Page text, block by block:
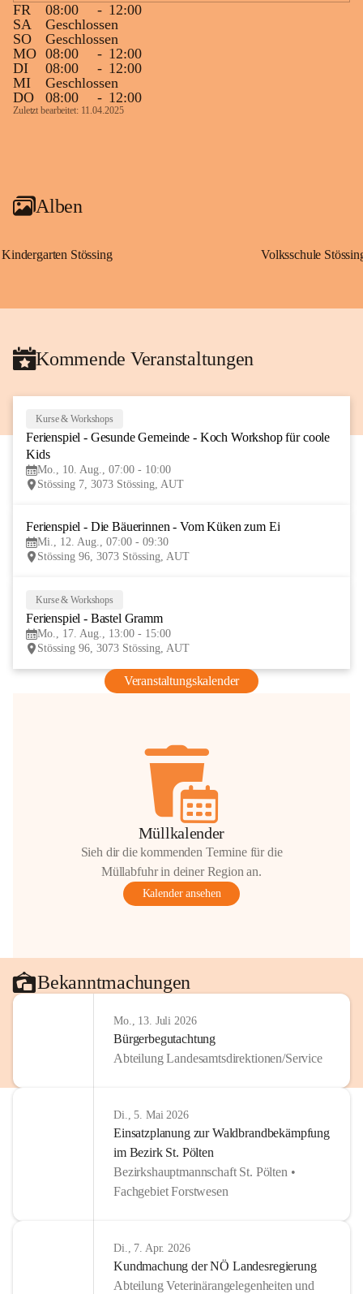
FR
08:00 - 12:00
SA
Geschlossen
SO
Geschlossen
MO 08:00 - 12:00
DI
08:00 - 12:00
MI
Geschlossen
DO
08:00 - 12:00
Zuletzt bearbeitet: 11.04.2025
Alben
Kindergarten Stössing Volksschule
Kommende Veranstaltungen
AUG
Kurse & Workshops
Ferienspiel - Gesunde Gemeinde - Koch Workshop für coole
Kids
Mo., 10. Aug., 07:00 - 10:00
Stössing 7, 3073 Stössing, AUT
Ferienspiel - Die Bäuerinnen - Vom Küken zum Ei
Mi., 12. Aug., 07:00 - 09:30
Stössing 96, 3073 Stössing, AUT
Kurse & Workshops
Ferienspiel - Bastel Gramm
Mo., 17. Aug., 13:00 - 15:00
Stössing 96, 3073 Stössing, AUT
Veranstaltungskalender
Müllkalender
Sieh dir die kommenden Termine für die
Müllabfuhr in deiner Region an.
Kalender ansehen
Bekanntmachungen
Mo., 13. Juli 2026
Bürgerbegutachtung
Abteilung Landesamtsdirektionen/Service
Di., 5. Mai 2026
Einsatzplanung zur Waldbrandbekämpfung
im Bezirk St. Pölten
Bezirkshauptmannschaft St. Pölten •
Fachgebiet Forstwesen
Di., 7. Apr. 2026
Kundmachung der NÖ Landesregierung
Abteilung Veterinärangelegenheiten und